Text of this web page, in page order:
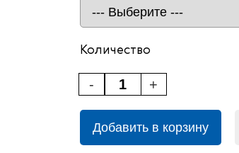
Количество
+
-
Добавить в корзину